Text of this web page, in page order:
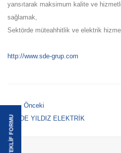
TEKLİF FORMU
yansıtarak maksimum kalite ve
sağlamak,
Sektörde müteahhitlik ve elektrik
http://www.sde-grup.com
← Önceki
SDE YILDIZ ELEKTRİK